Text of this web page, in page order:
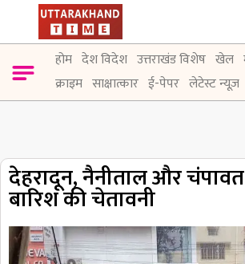
होम देश विदेश उत्तराखंड विशेष खेल
क्राइम साक्षात्कार ई-पेपर लेटेस्ट न्यूज़
देहरादून, नैनीताल और चंपावत
बारिश की चेतावनी